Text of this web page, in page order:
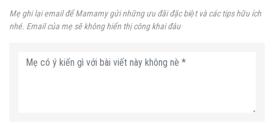
Mẹ ghi lại email để Mamamy gửi những ưu đãi đặc biệt và các tips hữu ích
nhé. Email của mẹ sẽ không hiển thị công khai đâu